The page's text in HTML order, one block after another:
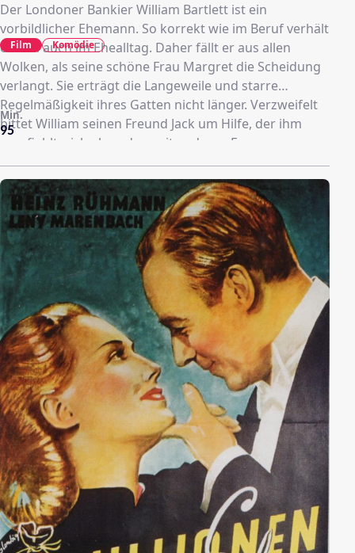
Der Londoner Bankier William Bartlett ist ein
vorbildlicher Ehemann. So korrekt wie im Beruf verhält
er sich auch im Ehealltag. Daher fällt er aus allen
Wolken, als seine schöne Frau Margret die Scheidung
verlangt. Sie erträgt die Langeweile und starre
Regelmäßigkeit ihres Gatten nicht länger. Verzweifelt
bittet William seinen Freund Jack um Hilfe, der ihm
empfiehlt, sich ab und zu mit anderen Frauen zu
verabreden, um seine Margret ein wenig eifersüchtig
zu machen. William befolgt den Rat und löst ein wildes
Durcheinander voller Tränen, Verzweiflung und
Eifersuchtsszenen aus...
95
Min.
Film Komödie